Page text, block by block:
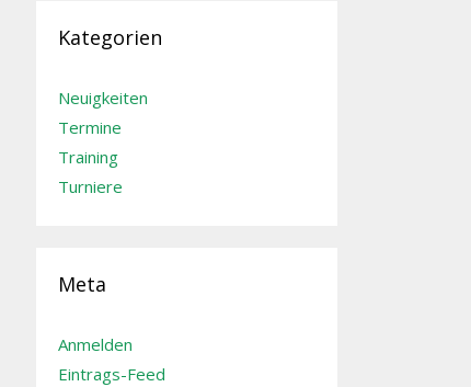
Kategorien
Neuigkeiten
Termine
Training
Turniere
Meta
Anmelden
Eintrags-Feed